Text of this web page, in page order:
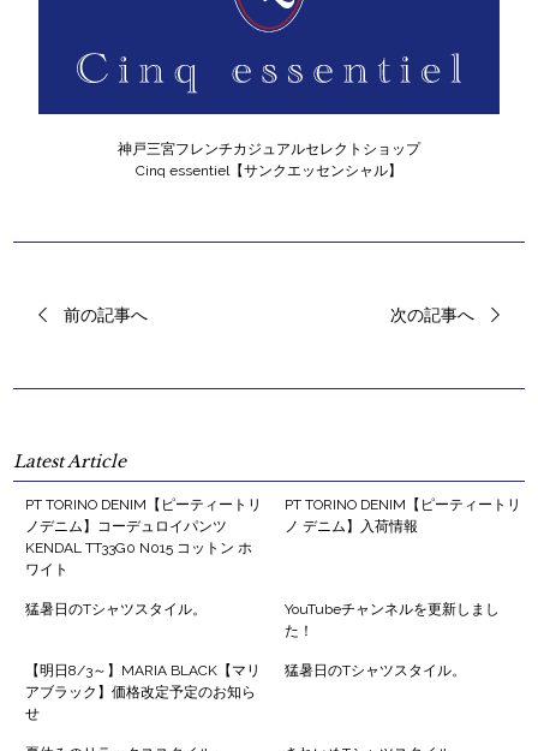
神戸三宮フレンチカジュアルセレクトショップ
Cinq essentiel【サンクエッセンシャル】
前の記事へ 次の記事へ
Latest Article
PT TORINO DENIM【ピーティートリ
ノデニム】コーデュロイパンツ
KENDAL TT33G0 N015 コットン ホ
ワイト
PT TORINO DENIM【ピーティートリ
ノ デニム】入荷情報
猛暑日のTシャツスタイル。
YouTubeチャンネルを更新しまし
た！
【明日8/3～】MARIA BLACK【マリ
アブラック】価格改定予定のお知ら
せ
猛暑日のTシャツスタイル。